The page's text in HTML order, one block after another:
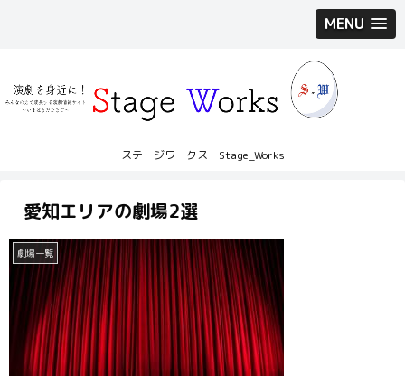
MENU
ステージワークス Stage_Works
愛知エリアの劇場2選
劇場一覧